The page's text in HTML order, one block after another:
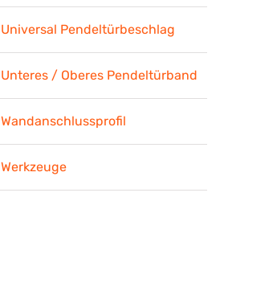
Universal Pendeltürbeschlag
Unteres / Oberes Pendeltürband
Wandanschlussprofil
Werkzeuge